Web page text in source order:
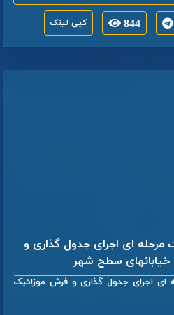
844 کپی لینک
ای اجرای جدول گذاری و
سطح شهر
اجرای جدول گذاری و فرش موزائیک